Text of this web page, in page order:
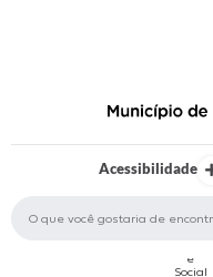
Acessibilidade